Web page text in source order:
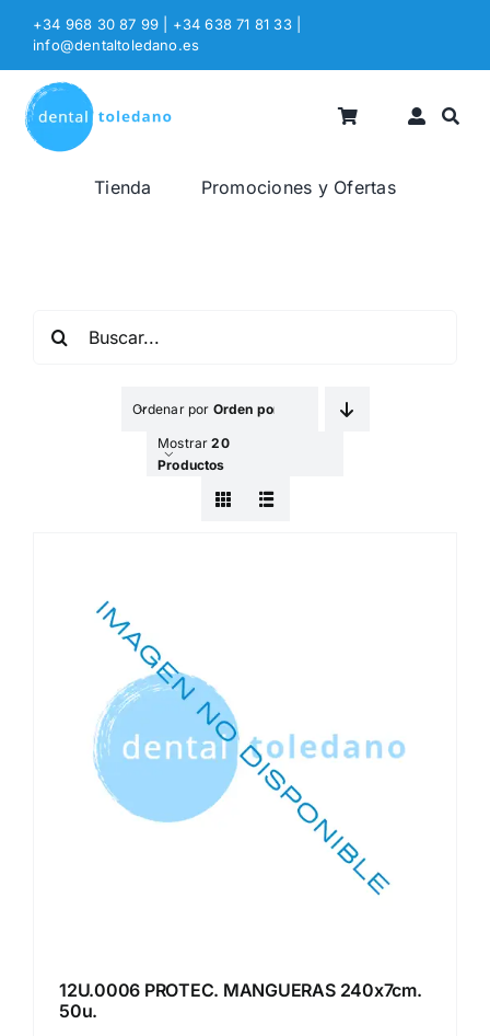
Saltar
contenido
+34 968 30 87 99 | +34 638 71 81 33
info@dentaltoledano.es
Tienda Promociones y Ofertas
Ordenar por Orden por Defecto
Mostrar20
Productos
12U.0006 PROTEC. MANGUERAS 240x7cm.
50u.